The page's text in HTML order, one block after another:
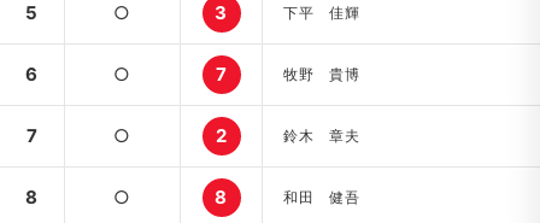
5 ○ 3 下平 佳輝
6 ○ 7 牧野 貴博
7 ○ 2 鈴木 章夫
8 ○ 8 和田 健吾